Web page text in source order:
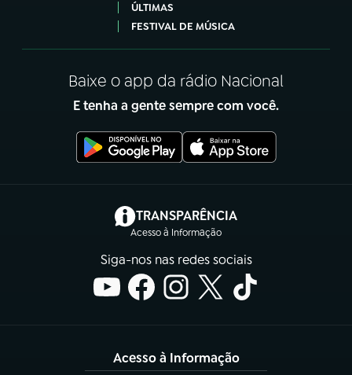
ÚLTIMAS
FESTIVAL DE MÚSICA
Baixe o app da rádio Nacional
E tenha a gente sempre com você.
TRANSPARÊNCIA
Acesso à Informação
(abre em nova aba)
Siga-nos nas redes sociais
Acesso à Informação